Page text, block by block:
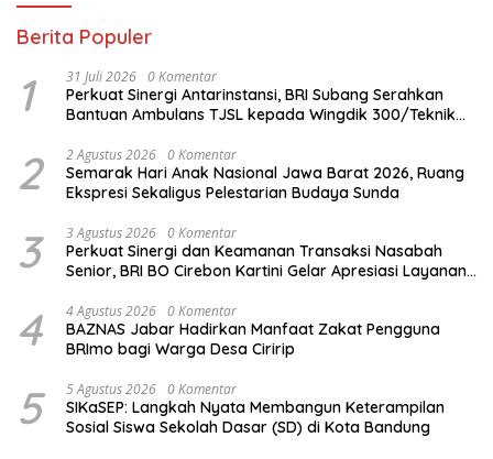
Berita Populer
1 31 Juli 2026 0 Komentar
Perkuat Sinergi Antarinstansi, BRI Subang Serahkan
Bantuan Ambulans TJSL kepada Wingdik 300/Teknik
2 2 Agustus 2026 0 Komentar
Semarak Hari Anak Nasional Jawa Barat 2026, Ruang
Ekspresi Sekaligus Pelestarian Budaya Sunda
3 3 Agustus 2026 0 Komentar
Perkuat Sinergi dan Keamanan Transaksi Nasabah
Senior, BRI BO Cirebon Kartini Gelar Apresiasi Layanan
4 4 Agustus 2026 0 Komentar
BAZNAS Jabar Hadirkan Manfaat Zakat Pengguna
BRImo bagi Warga Desa Ciririp
5 5 Agustus 2026 0 Komentar
SIKaSEP: Langkah Nyata Membangun Keterampilan
Sosial Siswa Sekolah Dasar (SD) di Kota Bandung